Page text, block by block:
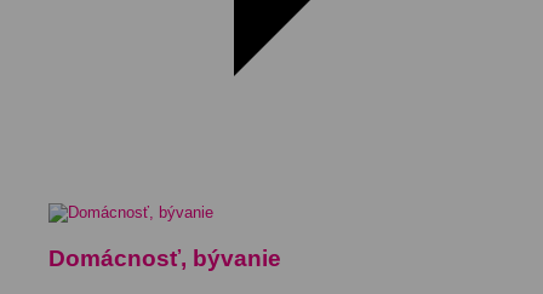
Domácnosť, bývanie